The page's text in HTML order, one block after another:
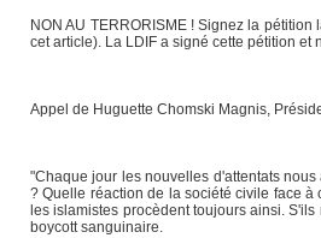
NON AU TERRORISME ! Signez la
cet article). La LDIF a signé cette pétition
Appel de Huguette Chomski Magnis,
"Chaque jour les nouvelles d'attentats
? Quelle réaction de la société civile face
les islamistes procèdent toujours ainsi.
boycott sanguinaire.